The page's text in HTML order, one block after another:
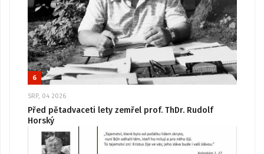
6
SRP, 04 2026
Před pětadvaceti lety zemřel prof. ThDr. Rudolf
Horský